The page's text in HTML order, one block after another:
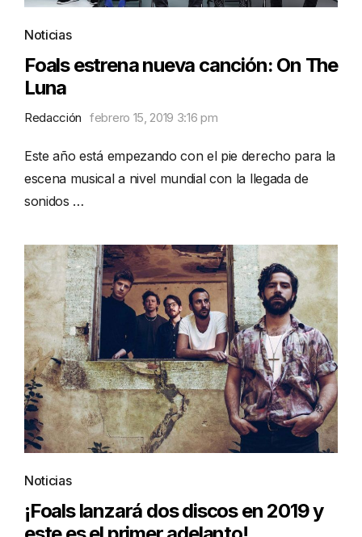
Noticias
Foals estrena nueva canción: On The
Luna
Redacción febrero 15, 2019 3:16 pm
Este año está empezando con el pie derecho para la
escena musical a nivel mundial con la llegada de
sonidos …
Noticias
¡Foals lanzará dos discos en 2019 y